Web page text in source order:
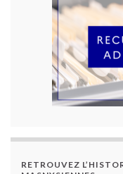
RETROUVEZ